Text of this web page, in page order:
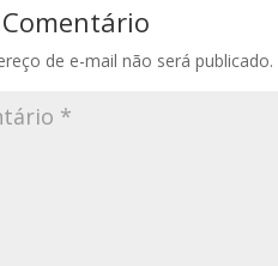
de e-mail não será publicado.